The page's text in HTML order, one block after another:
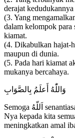
derajat
(3. Yang
dalam kelompok para
kiamat.
(4. Dikabulkan hajat-
maupun di dunia.
(5. Pada hari kiamat
mukanya bercahaya.
وَاللّٰهُ أَعلَمُ بِالصَّوَابِ
Semoga اَللّهُ senantiasa melimpahkan Rahmat Taufik serta hidayah-
Nya kepada kita
meningkatkan amal